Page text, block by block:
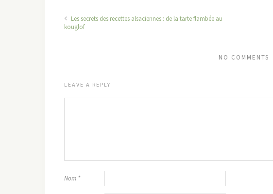
Les secrets des recettes alsaciennes : de la tarte flambée au
kouglof
NO COMMENTS
LEAVE A REPLY
Nom *